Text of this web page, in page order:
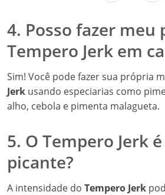
4. Posso fazer meu
Tempero Jerk em
Sim! Você pode fazer sua própria
Jerk usando especiarias como
alho, cebola e pimenta malagueta.
5. O Tempero Jerk
picante?
A intensidade do Tempero Jerk